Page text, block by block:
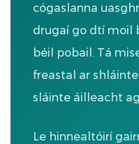
cógaslanna
drugaí go dtí moil
béil pobail. Tá
freastal ar
sláinte áilleacht
Le hinnealtóirí